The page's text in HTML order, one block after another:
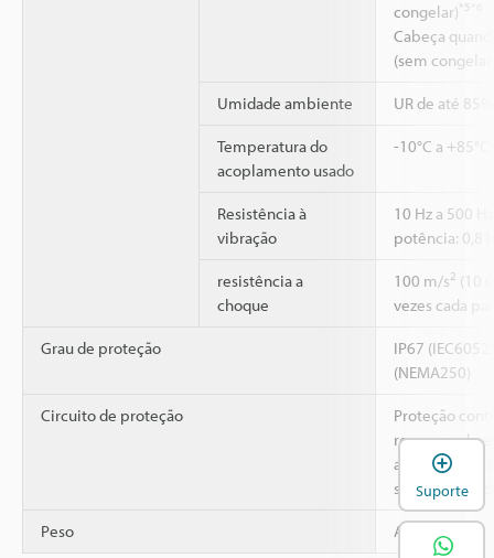
congelar) *5
Cabeça
(sem
Umidade ambiente UR de até
Temperatura do
acoplamento usado
-10°C a
Resistência à
vibração
10 Hz a 500
potência:
resistência a
choque
100 m/s2 (10
vezes cada
Grau de proteção
IP67
(NEMA250)
Circuito de proteção
Proteção
reversa,
alimentação,
sobretensão
Peso Aprox. 400 g
Suporte